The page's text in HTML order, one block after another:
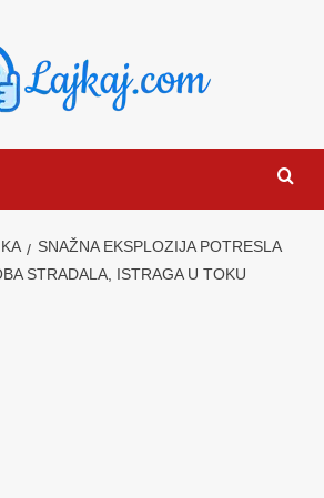
SNAŽNA EKSPLOZIJA POTRESLA
STRADALA, ISTRAGA U TOKU